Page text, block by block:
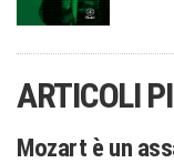
ARTICOLI
Mozart è un